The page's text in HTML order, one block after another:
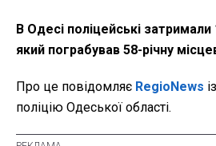
В Одесі поліцейські
який пограбував 58-річну
Про це повідомляє RegioNews із
поліцію Одеської області.